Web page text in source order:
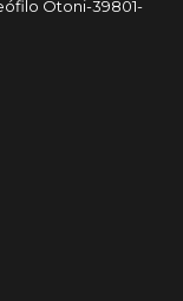
Otoni-39801-